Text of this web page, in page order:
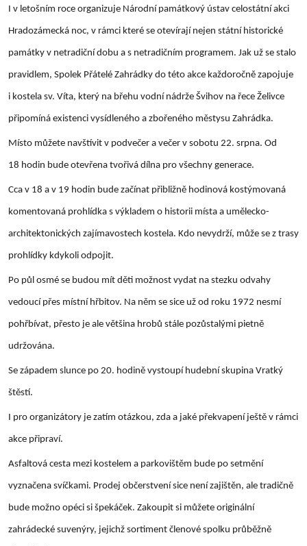
I v letošním roce organizuje Národní památkový ústav celostátní akci
Hradozámecká noc, v rámci které se otevírají nejen státní historické
památky v netradiční dobu a s netradičním programem. Jak už se stalo
pravidlem, Spolek Přátelé Zahrádky do této akce každoročně zapojuje
i kostela sv. Víta, který na břehu vodní nádrže Švihov na řece Želivce
připomíná existenci vysídleného a zbořeného městysu Zahrádka.
Místo můžete navštívit v podvečer a večer v sobotu 22. srpna. Od
18 hodin bude otevřena tvořivá dílna pro všechny generace.
Cca v 18 a v 19 hodin bude začínat přibližně hodinová kostýmovaná
komentovaná prohlídka s výkladem o historii místa a umělecko-
architektonických zajímavostech kostela. Kdo nevydrží, může se z trasy
prohlídky kdykoli odpojit.
Po půl osmé se budou mít děti možnost vydat na stezku odvahy
vedoucí přes místní hřbitov. Na něm se sice už od roku 1972 nesmí
pohřbívat, přesto je ale většina hrobů stále pozůstalými pietně
udržována.
Se západem slunce po 20. hodině vystoupí hudební skupina Vratký
štěstí.
I pro organizátory je zatím otázkou, zda a jaké překvapení ještě v rámci
akce připraví.
Asfaltová cesta mezi kostelem a parkovištěm bude po setmění
vyznačena svíčkami. Prodej občerstvení sice není zajištěn, ale tradičně
bude možno opéci si špekáček. Zakoupit si můžete originální
zahrádecké suvenýry, jejichž sortiment členové spolku průběžně